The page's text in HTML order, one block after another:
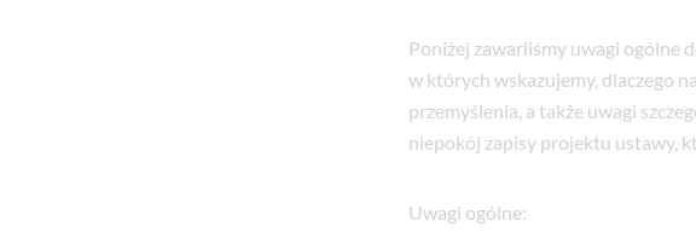
Poniżej zawarliśmy uwagi ogólne
w których wskazujemy, dlaczego
przemyślenia, a także uwagi
niepokój zapisy projektu ustawy,
Uwagi ogólne: